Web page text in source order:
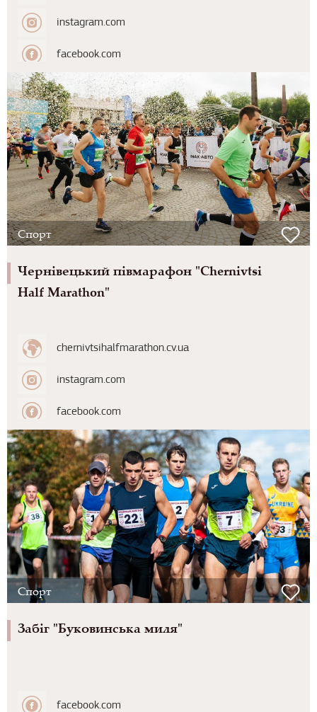
instagram.com
facebook.com
Спорт
Чернівецький півмарафон "Chernivtsi
Half Marathon"
chernivtsihalfmarathon.cv.ua
instagram.com
facebook.com
Спорт
Забіг "Буковинська миля"
facebook.com